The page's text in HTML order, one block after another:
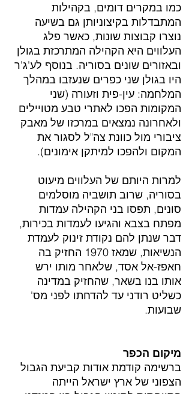
כמו במקרים דומים, בקהילות
המתבדלות בקיצוניותן גם בשיעה
נוצרו קבוצות שונות, כאשר פלג
העלווים היא הקהילה המתרכזת בגולן
ובאזורים שונים בסוריה. בנוסף לע'ג'ר
היו בגולן שני כפרים שנעזבו במהלך
המלחמה: עין-פית וזעורה (שני
המקומות הפכו לאתרי טבע מטויילים
ולאחרונה נמצאים במרכזו של מאבק
ציבורי מול כוונת צה"ל לסגור את
המקום ולהפכו למיתקן אימונים).
למרות היותם של העלווים מיעוט
בסוריה, שרוב תושביה מוסלמים
סונים, תפסו בני הקהילה עמדות
מפתח בצבא והגיעו לעמדות בכירות,
דבר שנתן להם נקודת זינוק לעמדת
הנשיאות, שמאז 1970 החזיק בה
חאפז-אל אסד, שלאחר מותו ירש
אותו בנו בשאר, שהחזיק במדינה
כשליט רודני עד להדחתו לפני מס'
שבועות.
מיקום הכפר
ברשימה קודמת אודות קביעת הגבול
הצפוני של ארץ ישראל הייתה